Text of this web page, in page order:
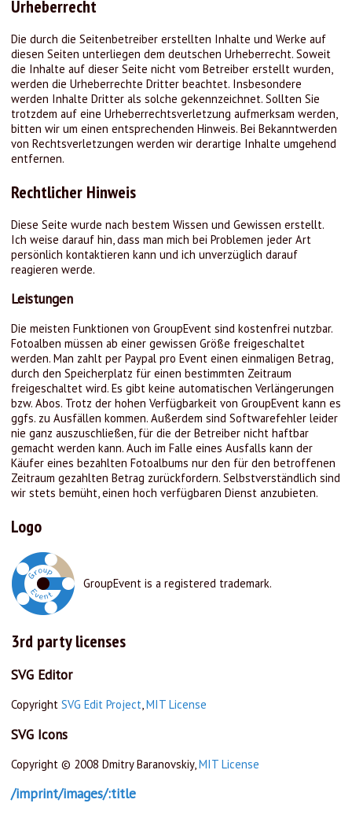
Urheberrecht
Die durch die Seitenbetreiber erstellten Inhalte und Werke auf
diesen Seiten unterliegen dem deutschen Urheberrecht. Soweit
die Inhalte auf dieser Seite nicht vom Betreiber erstellt wurden,
werden die Urheberrechte Dritter beachtet. Insbesondere
werden Inhalte Dritter als solche gekennzeichnet. Sollten Sie
trotzdem auf eine Urheberrechtsverletzung aufmerksam werden,
bitten wir um einen entsprechenden Hinweis. Bei Bekanntwerden
von Rechtsverletzungen werden wir derartige Inhalte umgehend
entfernen.
Rechtlicher Hinweis
Diese Seite wurde nach bestem Wissen und Gewissen erstellt.
Ich weise darauf hin, dass man mich bei Problemen jeder Art
persönlich kontaktieren kann und ich unverzüglich darauf
reagieren werde.
Leistungen
Die meisten Funktionen von GroupEvent sind kostenfrei nutzbar.
Fotoalben müssen ab einer gewissen Größe freigeschaltet
werden. Man zahlt per Paypal pro Event einen einmaligen Betrag,
durch den Speicherplatz für einen bestimmten Zeitraum
freigeschaltet wird. Es gibt keine automatischen Verlängerungen
bzw. Abos. Trotz der hohen Verfügbarkeit von GroupEvent kann es
ggfs. zu Ausfällen kommen. Außerdem sind Softwarefehler leider
nie ganz auszuschließen, für die der Betreiber nicht haftbar
gemacht werden kann. Auch im Falle eines Ausfalls kann der
Käufer eines bezahlten Fotoalbums nur den für den betroffenen
Zeitraum gezahlten Betrag zurückfordern. Selbstverständlich sind
wir stets bemüht, einen hoch verfügbaren Dienst anzubieten.
Logo
GroupEvent is a registered trademark.
3rd party licenses
SVG Editor
Copyright SVG Edit Project,MIT License
SVG Icons
Copyright © 2008 Dmitry Baranovskiy, MIT License
/imprint/images/:title